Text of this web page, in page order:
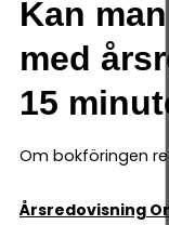
Kan
med
15
Om bokföringen
Årsredovisning